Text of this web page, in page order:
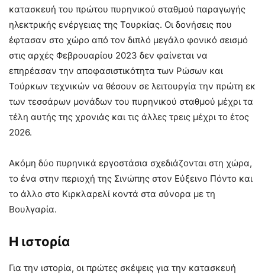
κατασκευή του πρώτου πυρηνικού σταθμού παραγωγής
ηλεκτρικής ενέργειας της Τουρκίας. Οι δονήσεις που
έφτασαν στο χώρο από τον διπλό μεγάλο φονικό σεισμό
στις αρχές Φεβρουαρίου 2023 δεν φαίνεται να
επηρέασαν την αποφασιστικότητα των Ρώσων και
Τούρκων τεχνικών να θέσουν σε λειτουργία την πρώτη εκ
των τεσσάρων μονάδων του πυρηνικού σταθμού μέχρι τα
τέλη αυτής της χρονιάς και τις άλλες τρεις μέχρι το έτος
2026.
Ακόμη δύο πυρηνικά εργοστάσια σχεδιάζονται στη χώρα,
το ένα στην περιοχή της Σινώπης στον Εύξεινο Πόντο και
το άλλο στο Κιρκλαρελί κοντά στα σύνορα με τη
Βουλγαρία.
Η ιστορία
Για την ιστορία, οι πρώτες σκέψεις για την κατασκευή